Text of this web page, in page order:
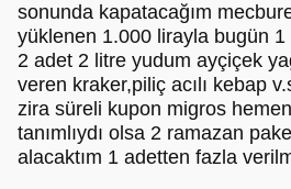
sonunda kapatacağım
yüklenen 1.000 lirayla bugün 1
2 adet 2 litre yudum ayçiçek
veren kraker,piliç acılı kebap
zira süreli kupon migros
tanımlıydı olsa 2 ramazan
alacaktım 1 adetten fazla